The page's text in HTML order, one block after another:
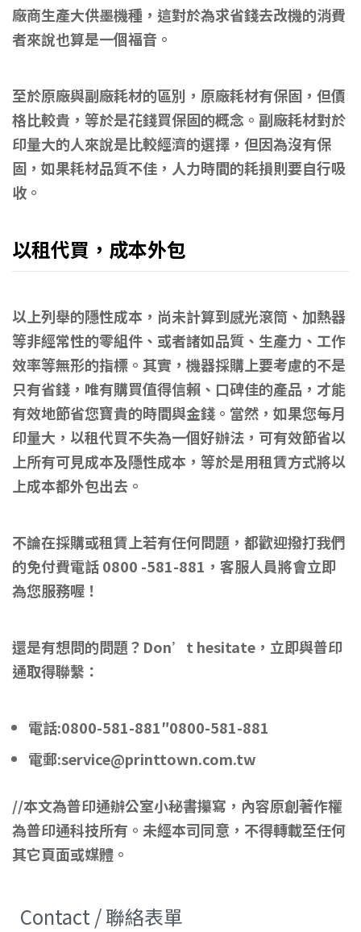
廠商生產大供墨機種，這對於為求省錢去改機的消費
者來說也算是一個福音。
至於原廠與副廠耗材的區別，原廠耗材有保固，但價
格比較貴，等於是花錢買保固的概念。副廠耗材對於
印量大的人來說是比較經濟的選擇，但因為沒有保
固，如果耗材品質不佳，人力時間的耗損則要自行吸
收。
以租代買，成本外包
以上列舉的隱性成本，尚未計算到感光滾筒、加熱器
等非經常性的零組件、或者諸如品質、生產力、工作
效率等無形的指標。其實，機器採購上要考慮的不是
只有省錢，唯有購買值得信賴、口碑佳的產品，才能
有效地節省您寶貴的時間與金錢。當然，如果您每月
印量大，以租代買不失為一個好辦法，可有效節省以
上所有可見成本及隱性成本，等於是用租賃方式將以
上成本都外包出去。
不論在採購或租賃上若有任何問題，都歡迎撥打我們
的免付費電話 0800 -581-881，客服人員將會立即
為您服務喔！
還是有想問的問題？Don’t hesitate，立即與普印
通取得聯繫：
電話:0800-581-881″0800-581-881
電郵:service@printtown.com.tw
//本文為普印通辦公室小秘書攥寫，內容原創著作權
為普印通科技所有。未經本司同意，不得轉載至任何
其它頁面或媒體。
Contact / 聯絡表單